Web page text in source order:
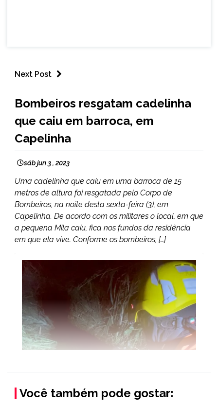
Next Post
NOTÍCIAS
Bombeiros resgatam cadelinha
que caiu em barroca, em
Capelinha
sáb jun 3 , 2023
Uma cadelinha que caiu em uma barroca de 15
metros de altura foi resgatada pelo Corpo de
Bombeiros, na noite desta sexta-feira (3), em
Capelinha. De acordo com os militares o local, em que
a pequena Mila caiu, fica nos fundos da residência
em que ela vive. Conforme os bombeiros, […]
Você também pode gostar: